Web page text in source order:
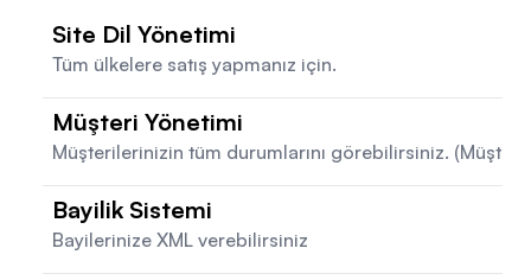
Site Dil Yönetimi
Tüm ülkelere satış yapmanız için.
Müşteri Yönetimi
Müşterilerinizin tüm durumlarını görebilirsiniz.
Bayilik Sistemi
Bayilerinize XML verebilirsiniz